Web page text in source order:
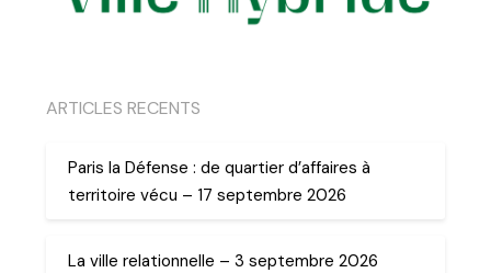
ARTICLES RECENTS
Paris la Défense : de quartier d’affaires à
territoire vécu – 17 septembre 2026
La ville relationnelle – 3 septembre 2026